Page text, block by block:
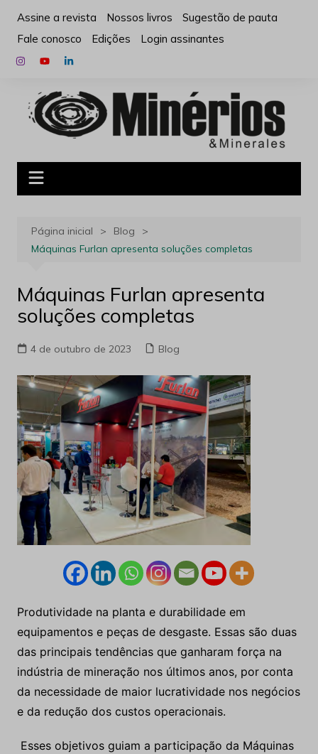
para
conteúdo
Assine a revista Nossos livros
Sugestão de pauta
Fale conosco
Edições Login assinantes
Página inicial
Blog
Máquinas Furlan apresenta soluções completas
Máquinas Furlan apresenta
soluções completas
4 de outubro de 2023 Blog
Produtividade na planta e durabilidade em
equipamentos e peças de desgaste. Essas são duas
das principais tendências que ganharam força na
indústria de mineração nos últimos anos, por conta
da necessidade de maior lucratividade nos negócios
e da redução dos custos operacionais.
Esses objetivos guiam a participação da Máquinas